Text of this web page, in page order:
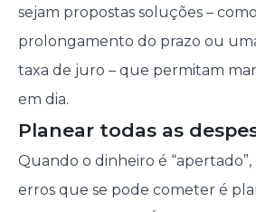
sejam propostas soluções –
prolongamento do prazo ou
taxa de juro – que permitam
em dia.
Planear todas as
Quando o dinheiro é
erros que se pode cometer é